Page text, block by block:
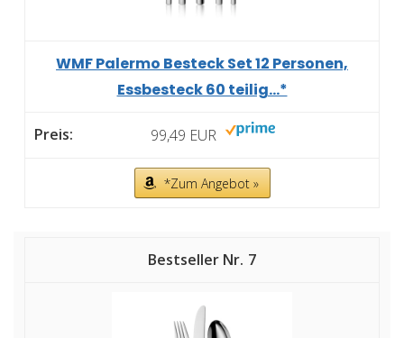
WMF Palermo Besteck Set 12 Personen,
Essbesteck 60 teilig...*
99,49 EUR
*Zum Angebot »
7